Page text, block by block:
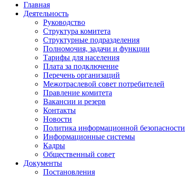
Главная
Деятельность
Руководство
Структура комитета
Структурные подразделения
Полномочия, задачи и функции
Тарифы для населения
Плата за подключение
Перечень организаций
Межотраслевой совет потребителей
Правление комитета
Вакансии и резерв
Контакты
Новости
Политика информационной безопасности
Информационные системы
Кадры
Общественный совет
Документы
Постановления